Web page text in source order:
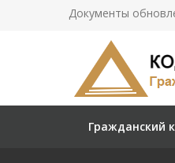
Документы
Гражданский